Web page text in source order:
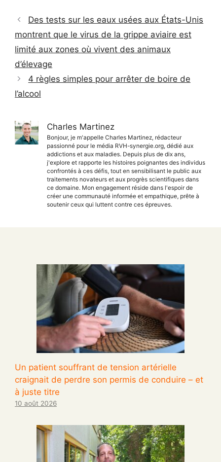
Des tests sur les eaux usées aux États-Unis
montrent que le virus de la grippe aviaire est
limité aux zones où vivent des animaux
d’élevage
4 règles simples pour arrêter de boire de
l’alcool
Charles Martinez
Bonjour, je m'appelle Charles Martinez, rédacteur
passionné pour le média RVH-synergie.org, dédié aux
addictions et aux maladies. Depuis plus de dix ans,
j'explore et rapporte les histoires poignantes des individus
confrontés à ces défis, tout en sensibilisant le public aux
traitements novateurs et aux progrès scientifiques dans
ce domaine. Mon engagement réside dans l'espoir de
créer une communauté informée et empathique, prête à
soutenir ceux qui luttent contre ces épreuves.
Un patient souffrant de tension artérielle
craignait de perdre son permis de conduire – et
à juste titre
10 août 2026